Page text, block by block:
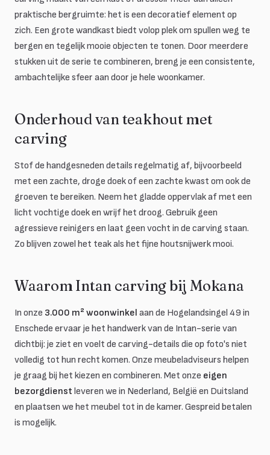
praktische bergruimte: het is een decoratief element op
zich. Een grote wandkast biedt volop plek om spullen weg te
bergen en tegelijk mooie objecten te tonen. Door meerdere
stukken uit de serie te combineren, breng je een consistente,
ambachtelijke sfeer aan door je hele woonkamer.
Onderhoud van teakhout met
carving
Stof de handgesneden details regelmatig af, bijvoorbeeld
met een zachte, droge doek of een zachte kwast om ook de
groeven te bereiken. Neem het gladde oppervlak af met een
licht vochtige doek en wrijf het droog. Gebruik geen
agressieve reinigers en laat geen vocht in de carving staan.
Zo blijven zowel het teak als het fijne houtsnijwerk mooi.
Waarom Intan carving bij Mokana
In onze 3.000 m² woonwinkel aan de Hogelandsingel 49 in
Enschede ervaar je het handwerk van de Intan-serie van
dichtbij: je ziet en voelt de carving-details die op foto's niet
volledig tot hun recht komen. Onze meubeladviseurs helpen
je graag bij het kiezen en combineren. Met onze eigen
bezorgdienst leveren we in Nederland, België en Duitsland
en plaatsen we het meubel tot in de kamer. Gespreid betalen
is mogelijk.